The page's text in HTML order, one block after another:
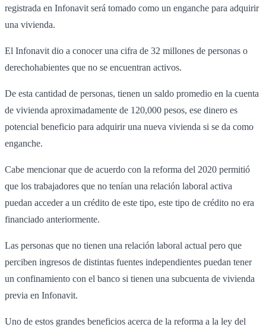
registrada en Infonavit será tomado como un enganche para adquirir
una vivienda.
El Infonavit dio a conocer una cifra de 32 millones de personas o
derechohabientes que no se encuentran activos.
De esta cantidad de personas, tienen un saldo promedio en la cuenta
de vivienda aproximadamente de 120,000 pesos, ese dinero es
potencial beneficio para adquirir una nueva vivienda si se da como
enganche.
Cabe mencionar que de acuerdo con la reforma del 2020 permitió
que los trabajadores que no tenían una relación laboral activa
puedan acceder a un crédito de este tipo, este tipo de crédito no era
financiado anteriormente.
Las personas que no tienen una relación laboral actual pero que
perciben ingresos de distintas fuentes independientes puedan tener
un confinamiento con el banco si tienen una subcuenta de vivienda
previa en Infonavit.
Uno de estos grandes beneficios acerca de la reforma a la ley del